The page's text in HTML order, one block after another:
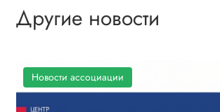
Другие новости
Новости ассоциации